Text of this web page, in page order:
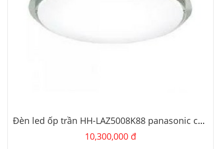
Đèn led ốp trần HH-LAZ5008K88 panasonic cỡ lớn
10,300,000 đ